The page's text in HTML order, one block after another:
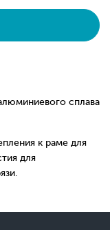
сплава
к раме для
для